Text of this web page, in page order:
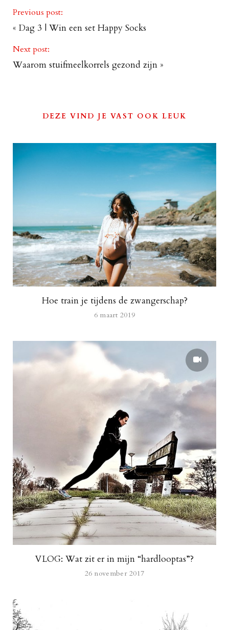
Previous post:
« Dag 3 | Win een set Happy Socks
Next post:
Waarom stuifmeelkorrels gezond zijn »
DEZE VIND JE VAST OOK LEUK
Hoe train je tijdens de zwangerschap?
6 maart 2019
VLOG: Wat zit er in mijn “hardlooptas”?
26 november 2017